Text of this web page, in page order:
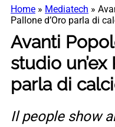
Home » Mediatech »
Pallone d’Oro parla di
Avanti
studio un’ex
parla di
Il people show